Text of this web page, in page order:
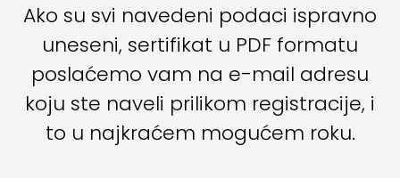
Ako su svi navedeni podaci ispravno
uneseni, sertifikat u PDF formatu
poslaćemo vam na e-mail adresu
koju ste naveli prilikom registracije, i
to u najkraćem mogućem roku.